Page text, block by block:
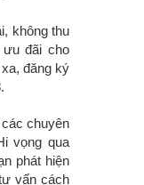
không thu
đãi cho
đăng ký
chuyên
vọng qua
phát hiện
vấn cách